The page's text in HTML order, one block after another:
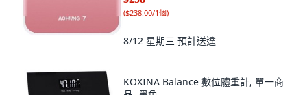
($238.00/1個)
8/12 星期三 預計送達
KOXINA Balance 數位體重計, 單一商